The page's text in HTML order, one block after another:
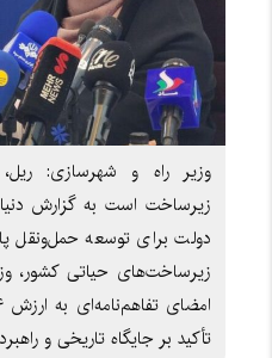
وزیر راه و شهرسازی:
زیرساخت است به گزارش
دولت برای توسعه حمل‌ونقل
زیرساخت‌های حیاتی کشور،
تأکید بر جایگاه تاریخی و